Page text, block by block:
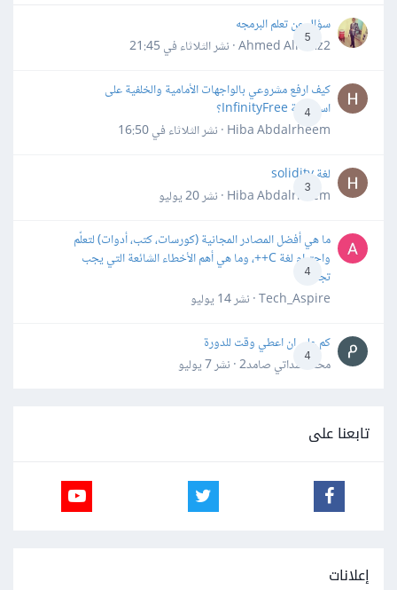
5
سؤال عن تعلم البرمجه
Ahmed Alhafiz2 · نشر
الثلاثاء في 21:45
4
كيف ارفع مشروعي بالواجهات الأمامية والخلفية على
استضافة InfinityFree؟
Hiba Abdalrheem · نشر
الثلاثاء في 16:50
3
لغة solidity
Hiba Abdalrheem · نشر
20 يوليو
4
ما هي أفضل المصادر المجانية (كورسات، كتب، أدوات) لتعلّم
واحترام لغة C++، وما هي أهم الأخطاء الشائعة التي يجب
تجنبها؟
Tech_Aspire · نشر
14 يوليو
4
كم علي ان اعطي وقت للدورة
محمد سداتي صامد2 · نشر
7 يوليو
تابعنا على
إعلانات